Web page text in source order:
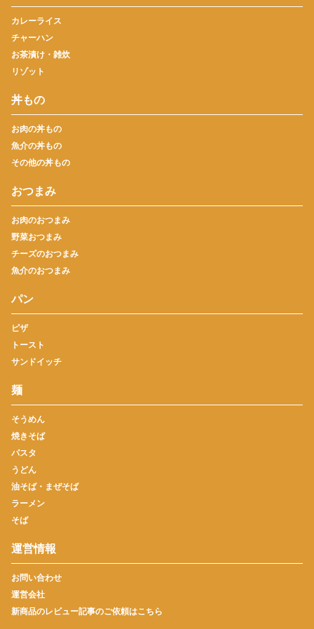
カレーライス
チャーハン
お茶漬け・雑炊
リゾット
丼もの
お肉の丼もの
魚介の丼もの
その他の丼もの
おつまみ
お肉のおつまみ
野菜おつまみ
チーズのおつまみ
魚介のおつまみ
パン
ピザ
トースト
サンドイッチ
麺
そうめん
焼きそば
パスタ
うどん
油そば・まぜそば
ラーメン
そば
運営情報
お問い合わせ
運営会社
新商品のレビュー記事のご依頼はこちら